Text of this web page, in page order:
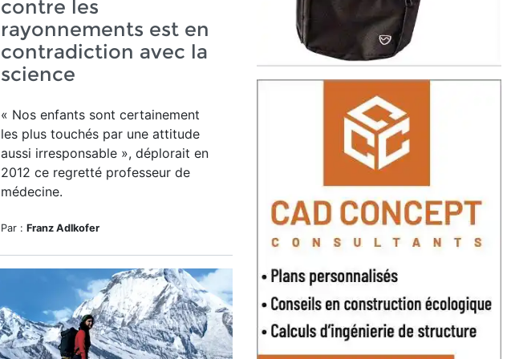
contre les
rayonnements est en
contradiction avec la
science
« Nos enfants sont certainement
les plus touchés par une attitude
aussi irresponsable », déplorait en
2012 ce regretté professeur de
médecine.
Par : Franz Adlkofer